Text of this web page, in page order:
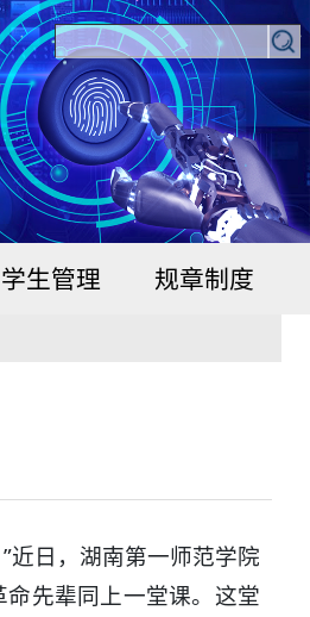
学生管理 规章制度
近日，湖南第一师范学院
先辈同上一堂课。这堂